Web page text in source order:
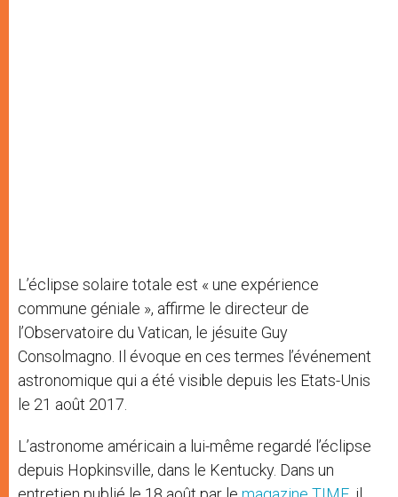
L’éclipse solaire totale est « une expérience
commune géniale », affirme le directeur de
l’Observatoire du Vatican, le jésuite Guy
Consolmagno. Il évoque en ces termes l’événement
astronomique qui a été visible depuis les Etats-Unis
le 21 août 2017.
L’astronome américain a lui-même regardé l’éclipse
depuis Hopkinsville, dans le Kentucky. Dans un